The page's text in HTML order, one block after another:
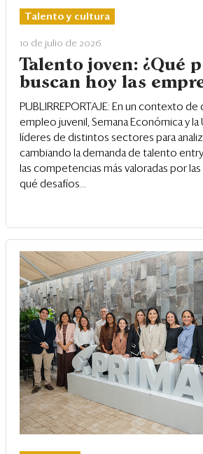
Talento y cultura
10 de julio de 2026
Talento joven: ¿Qué
buscan hoy las
PUBLIRREPORTAJE: En un contexto
empleo juvenil, Semana Económica y la
líderes de distintos sectores para
cambiando la demanda de talento
las competencias más valoradas por
qué desafíos...